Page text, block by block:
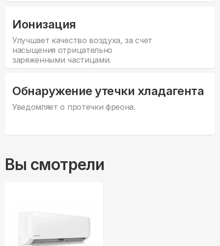
Ионизация
Улучшает качество воздуха, за счет
насыщения отрицательно
заряженными частицами.
Обнаружение утечки хладагента
Уведомляет о протечки фреона.
Вы смотрели